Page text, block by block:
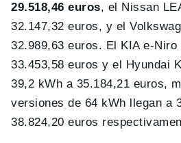
29.518,46 euros, el Nissan
32.147,32 euros, y el
32.989,63 euros. El KIA e-
33.453,58 euros y el Hyundai
39,2 kWh a 35.184,21 euros,
versiones de 64 kWh llegan a
38.824,20 euros